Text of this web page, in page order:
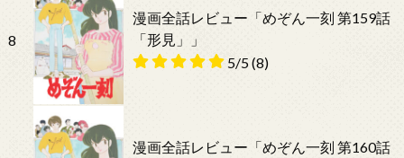
8
漫画全話レビュー「めぞん一刻 第159話
「形見」」
5/5(8)
漫画全話レビュー「めぞん一刻 第160話